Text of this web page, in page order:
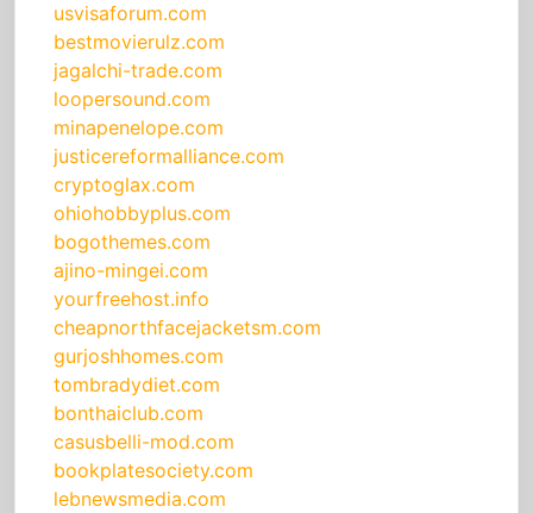
usvisaforum.com
bestmovierulz.com
jagalchi-trade.com
loopersound.com
minapenelope.com
justicereformalliance.com
cryptoglax.com
ohiohobbyplus.com
bogothemes.com
ajino-mingei.com
yourfreehost.info
cheapnorthfacejacketsm.com
gurjoshhomes.com
tombradydiet.com
bonthaiclub.com
casusbelli-mod.com
bookplatesociety.com
lebnewsmedia.com